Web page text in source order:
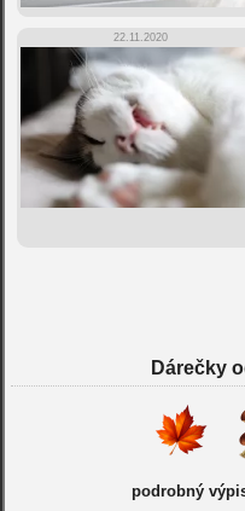
22.11.2020
Dárečky
podrobný